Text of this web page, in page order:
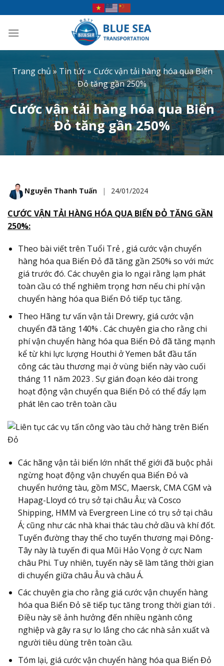
qua
nội
Trang chủ» Tin tức» Cước vận tải hàng hóa qua Biển
Đỏ tăng gần 250%
Cước vận tải hàng hóa qua Biển
Đỏ tăng gần 250%
Nguyễn Thanh Tuấn | 24/01/2024
CƯỚC VẬN TẢI HÀNG HÓA QUA BIỂN ĐỎ TĂNG GẦN
250%:
Theo bài viết trên Tuổi Trẻ , giá cước vận chuyển
hàng hóa qua Biển Đỏ đã tăng gần 250% so với mức
giá trước đó. Các chuyên gia lo ngại rằng lạm phát
toàn cầu có thể nghiêm trọng hơn nếu chi phí vận
chuyển hàng hóa qua Biển Đỏ tiếp tục tăng.
Theo Hãng tư vấn vận tải Drewry, giá cước vận
chuyển đã tăng 140% . Các chuyên gia cho rằng chi
phí vận chuyển hàng hóa qua Biển Đỏ đã tăng mạnh
kể từ khi lực lượng Houthi ở Yemen bắt đầu tấn
công các tàu thương mại ở vùng biển này vào cuối
tháng 11 năm 2023 . Sự gián đoạn kéo dài trong
hoạt động vận chuyển qua Biển Đỏ có thể đẩy lạm
phát lên cao trên toàn cầu
Các hãng vận tải biển lớn nhất thế giới đã buộc phải
ngừng hoạt động vận chuyển qua Biển Đỏ và
chuyển hướng tàu, gồm MSC, Maersk, CMA CGM và
Hapag-Lloyd có trụ sở tại châu Âu; và Cosco
Shipping, HMM và Evergreen Line có trụ sở tại châu
Á; cũng như các nhà khai thác tàu chở dầu và khí đốt.
Tuyến đường thay thế cho tuyến thương mại Đông-
Tây này là tuyến đi qua Mũi Hảo Vọng ở cực Nam
châu Phi. Tuy nhiên, tuyến này sẽ làm tăng thời gian
di chuyển giữa châu Âu và châu Á.
Các chuyên gia cho rằng giá cước vận chuyển hàng
hóa qua Biển Đỏ sẽ tiếp tục tăng trong thời gian tới .
Điều này sẽ ảnh hưởng đến nhiều ngành công
nghiệp và gây ra sự lo lắng cho các nhà sản xuất và
người tiêu dùng trên toàn cầu.
Tóm lại, giá cước vận chuyển hàng hóa qua Biển Đỏ